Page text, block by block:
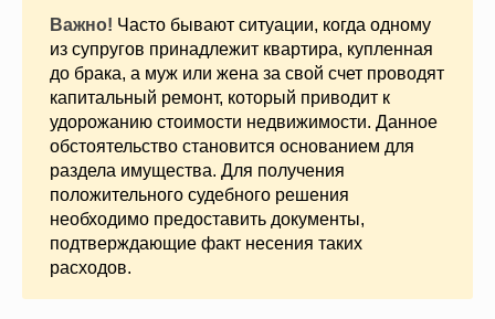
Важно! Часто бывают ситуации, когда одному
из супругов принадлежит квартира, купленная
до брака, а муж или жена за свой счет проводят
капитальный ремонт, который приводит к
удорожанию стоимости недвижимости. Данное
обстоятельство становится основанием для
раздела имущества. Для получения
положительного судебного решения
необходимо предоставить документы,
подтверждающие факт несения таких
расходов.